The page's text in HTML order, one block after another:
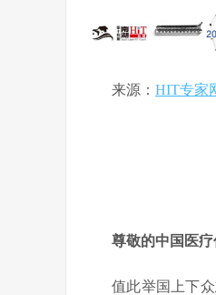
来源： HIT专家
尊敬的中国医疗
值此举国上下